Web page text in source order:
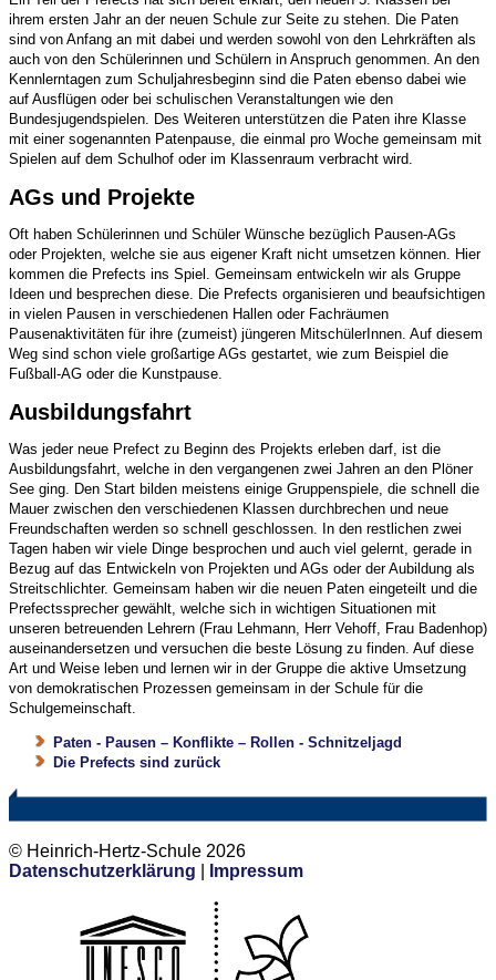
ihrem ersten Jahr an der neuen Schule zur Seite zu stehen. Die Paten
sind von Anfang an mit dabei und werden sowohl von den Lehrkräften als
auch von den Schülerinnen und Schülern in Anspruch genommen. An den
Kennlerntagen zum Schuljahresbeginn sind die Paten ebenso dabei wie
auf Ausflügen oder bei schulischen Veranstaltungen wie den
Bundesjugendspielen. Des Weiteren unterstützen die Paten ihre Klasse
mit einer sogenannten Patenpause, die einmal pro Woche gemeinsam mit
Spielen auf dem Schulhof oder im Klassenraum verbracht wird.
AGs und Projekte
Oft haben Schülerinnen und Schüler Wünsche bezüglich Pausen-AGs
oder Projekten, welche sie aus eigener Kraft nicht umsetzen können. Hier
kommen die Prefects ins Spiel. Gemeinsam entwickeln wir als Gruppe
Ideen und besprechen diese. Die Prefects organisieren und beaufsichtigen
in vielen Pausen in verschiedenen Hallen oder Fachräumen
Pausenaktivitäten für ihre (zumeist) jüngeren MitschülerInnen. Auf diesem
Weg sind schon viele großartige AGs gestartet, wie zum Beispiel die
Fußball-AG oder die Kunstpause.
Ausbildungsfahrt
Was jeder neue Prefect zu Beginn des Projekts erleben darf, ist die
Ausbildungsfahrt, welche in den vergangenen zwei Jahren an den Plöner
See ging. Den Start bilden meistens einige Gruppenspiele, die schnell die
Mauer zwischen den verschiedenen Klassen durchbrechen und neue
Freundschaften werden so schnell geschlossen. In den restlichen zwei
Tagen haben wir viele Dinge besprochen und auch viel gelernt, gerade in
Bezug auf das Entwickeln von Projekten und AGs oder der Aubildung als
Streitschlichter. Gemeinsam haben wir die neuen Paten eingeteilt und die
Prefectssprecher gewählt, welche sich in wichtigen Situationen mit
unseren betreuenden Lehrern (Frau Lehmann, Herr Vehoff, Frau Badenhop)
auseinandersetzen und versuchen die beste Lösung zu finden. Auf diese
Art und Weise leben und lernen wir in der Gruppe die aktive Umsetzung
von demokratischen Prozessen gemeinsam in der Schule für die
Schulgemeinschaft.
Paten - Pausen – Konflikte – Rollen - Schnitzeljagd
Die Prefects sind zurück
© Heinrich-Hertz-Schule 2026
Datenschutzerklärung
Impressum